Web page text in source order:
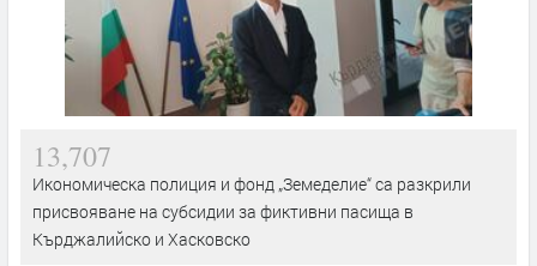
13,707
Икономическа полиция и фонд „Земеделие“ са разкрили
присвояване на субсидии за фиктивни пасища в
Кърджалийско и Хасковско